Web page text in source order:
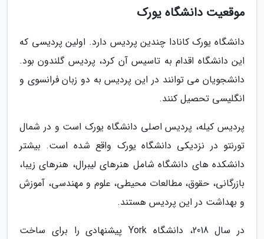
موقعیت دانشگاه یورک
دانشگاه یورک کانادا چندین پردیس دارد. اولین پردیسی که
این دانشگاه اقدام به تاسیس آن کرد، پردیس گلندون بود.
دانشجویان می توانند در این پردیس به دو زبان فرانسوی و
انگلیسی تحصیل کنند.
پردیس کیله، پردیس اصلی دانشگاه یورک است و در شمال
تورنتو در نزدیکی دانشگاه یورک واقع شده است. بیشتر
دانشکده های دانشگاه شامل هنرهای لیبرال، هنرهای زیبا،
بازرگانی، حقوق، مطالعات محیطی، علوم و مهندسی، آموزش
و بهداشت در این پردیس هستند.
در سال 2018، دانشگاه York پیشنهادی را برای ساخت